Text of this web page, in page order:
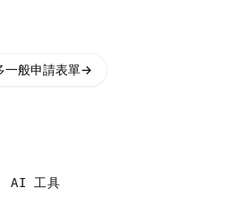
一般申請表單→
AI 工具